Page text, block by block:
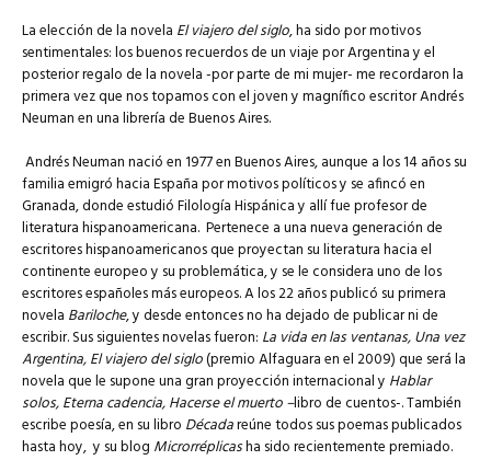
La elección de la novela El viajero del siglo, ha sido por motivos
sentimentales: los buenos recuerdos de un viaje por Argentina y el
posterior regalo de la novela -por parte de mi mujer- me recordaron la
primera vez que nos topamos con el joven y magnífico escritor Andrés
Neuman en una librería de Buenos Aires.
Andrés Neuman nació en 1977 en Buenos Aires, aunque a los 14 años su
familia emigró hacia España por motivos políticos y se afincó en
Granada, donde estudió Filología Hispánica y allí fue profesor de
literatura hispanoamericana. Pertenece a una nueva generación de
escritores hispanoamericanos que proyectan su literatura hacia el
continente europeo y su problemática, y se le considera uno de los
escritores españoles más europeos.A los 22 años publicó su primera
novela Bariloche, y desde entonces no ha dejado de publicar ni de
escribir. Sus siguientes novelas fueron: La vida en las ventanas, Una vez
Argentina, El viajero del siglo(premio Alfaguara en el 2009) que será la
novela que le supone una gran proyección internacional y Hablar
solos, Eterna cadencia, Hacerse el muerto –libro de cuentos-. También
escribe poesía, en su libro Décadareúne todos sus poemas publicados
hasta hoy, y su blog Microrréplicasha sido recientemente premiado.